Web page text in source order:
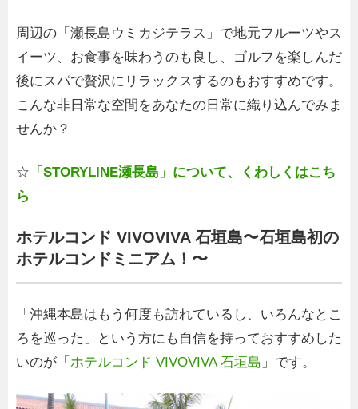
周辺の「瀬長島ウミカジテラス」で地元フルーツやス
イーツ、お食事を味わうのも良し、ゴルフを楽しんだ
後にスパで贅沢にリラックスするのもおすすめです。
こんな非日常な空間をあなたの日常に織り込んでみま
せんか？
☆ 「STORYLINE瀬長島」について、くわしくはこち
ら
ホテルコンド VIVOVIVA 石垣島〜石垣島初の
ホテルコンドミニアム！〜
「沖縄本島はもう何度も訪れているし、いろんなとこ
ろを巡った」という方にも自信を持っておすすめした
いのが「 ホテルコンド VIVOVIVA 石垣島 」です。